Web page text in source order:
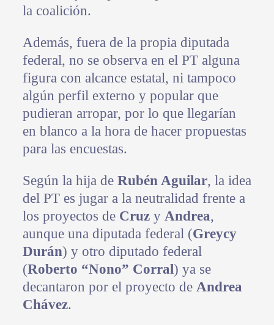
la coalición.
Además, fuera de la propia diputada
federal, no se observa en el PT alguna
figura con alcance estatal, ni tampoco
algún perfil externo y popular que
pudieran arropar, por lo que llegarían
en blanco a la hora de hacer propuestas
para las encuestas.
Según la hija de Rubén Aguilar, la idea
del PT es jugar a la neutralidad frente a
los proyectos de Cruzy Andrea,
aunque una diputada federal (Greycy
Durán) y otro diputado federal
(Roberto “Nono” Corral) ya se
decantaron por el proyecto de Andrea
Chávez.